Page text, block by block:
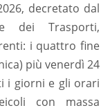
decretato dal
dei Trasporti,
i quattro fine
più venerdì 24
i giorni e gli orari
con massa